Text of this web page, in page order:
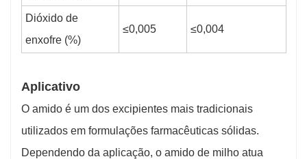
Dióxido de
enxofre (%)
≤0,005 ≤0,004
Aplicativo
O amido é um dos excipientes mais tradicionais
utilizados em formulações farmacêuticas sólidas.
Dependendo da aplicação, o amido de milho atua